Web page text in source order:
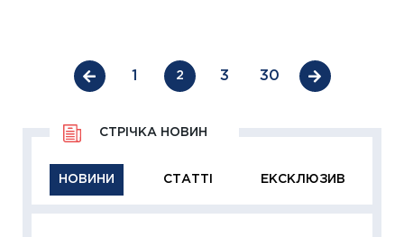
1 2 3 30
НОВИНИ СТАТТІ ЕКСКЛЮЗИВ
СТРІЧКА НОВИН